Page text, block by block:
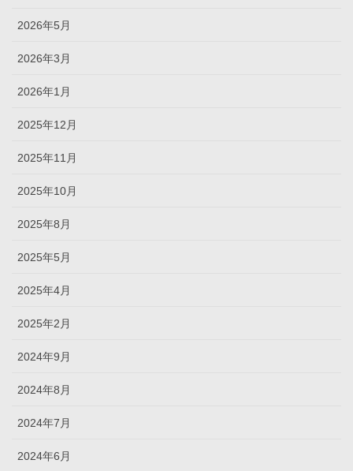
2026年5月
2026年3月
2026年1月
2025年12月
2025年11月
2025年10月
2025年8月
2025年5月
2025年4月
2025年2月
2024年9月
2024年8月
2024年7月
2024年6月